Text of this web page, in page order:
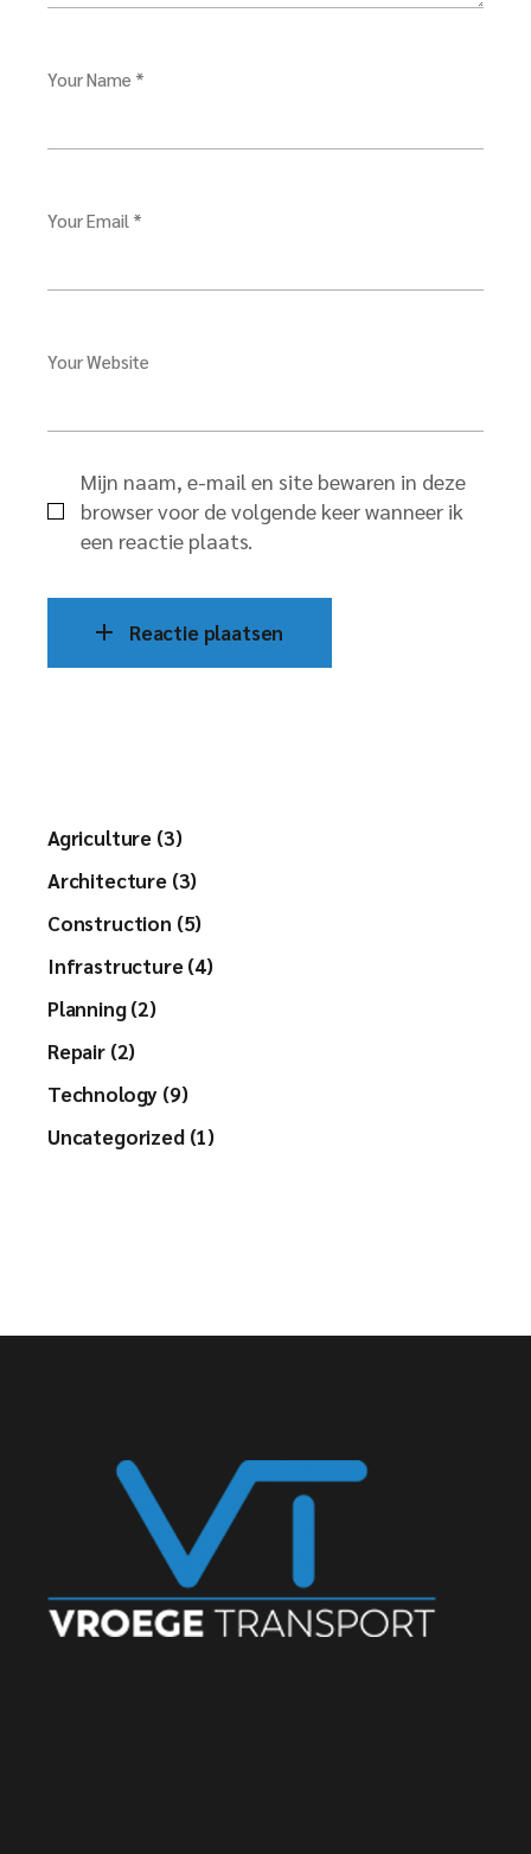
Your Name *
Your Email *
Your Website
Mijn naam, e-mail en site bewaren in deze
browser voor de volgende keer wanneer ik
een reactie plaats.
Reactie plaatsen
Agriculture (3)
Architecture (3)
Construction (5)
Infrastructure (4)
Planning (2)
Repair (2)
Technology (9)
Uncategorized (1)